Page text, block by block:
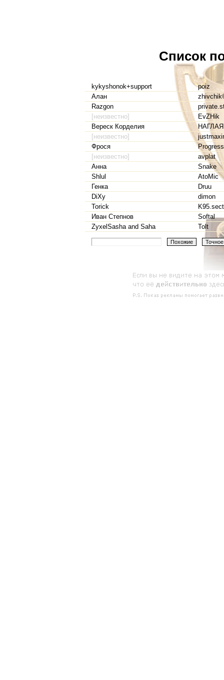
Список
kykyshonok+support
poiz
Алан
Razgon
[неизвестно]
EvZHik
Вереск Корделия
[неизвестно]
Фрося
[неизвестно]
avplat
Анна
Snake
Shlul
AtoMic
Генка
Druu
DiXy
dimon
Torick
Иван Степнов
Softal
ZyxelSasha and Saha
Tolt